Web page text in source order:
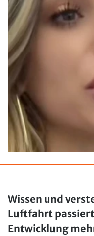
Wissen und
Luftfahrt
Entwicklung